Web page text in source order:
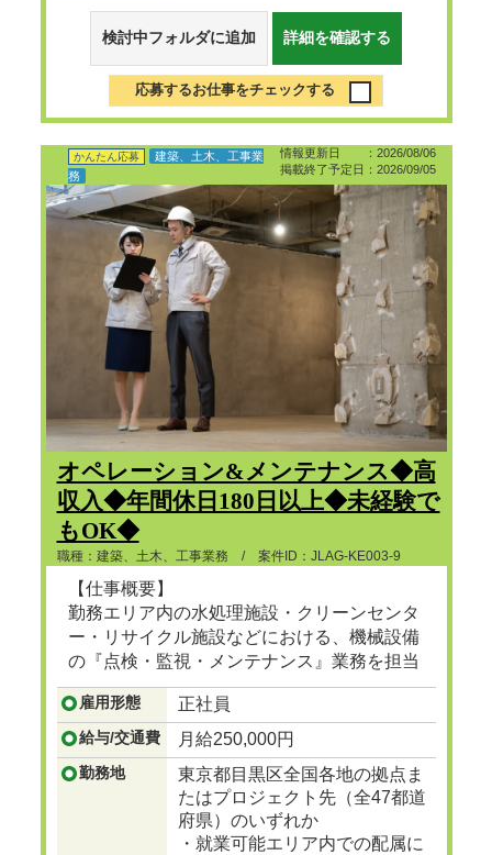
検討中フォルダに追加 詳細を確認する
応募するお仕事をチェックする
情報更新日 ：2026/08/06
掲載終了予定日：2026/09/05
かんたん応募
建築、土木、工事業
務
オペレーション&メンテナンス◆高
収入◆年間休日180日以上◆未経験で
もOK◆
職種：建築、土木、工事業務 / 案件ID：JLAG-KE003-9
【仕事概要】
勤務エリア内の水処理施設・クリーンセンタ
ー・リサイクル施設などにおける、機械設備
の『点検・監視・メンテナンス』業務を担当
頂きます。
...つづきを見る
雇用形態 正社員
給与/交通費 月給250,000円
勤務地
東京都目黒区全国各地の拠点ま
たはプロジェクト先（全47都道
府県）のいずれか
・就業可能エリア内での配属に